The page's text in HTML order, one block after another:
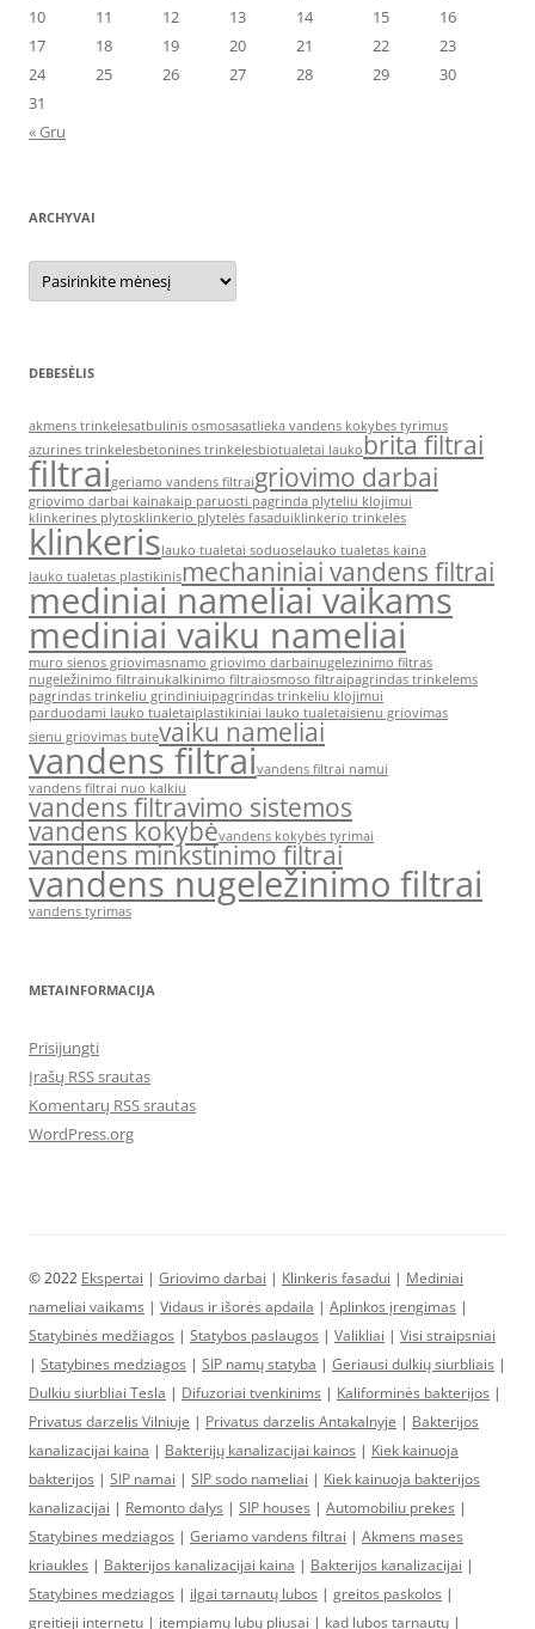
10
11 12 13 14 15
16
17
18 19 20 21 22
23
24
25 26 27 28 29
30
31
« Gru
ARCHYVAI
Archyvai
DEBESĖLIS
akmens trinkelesatbulinis osmosasatlieka vandens kokybes tyrimus
azurines trinkelesbetonines trinkelesbiotualetai laukobrita filtrai
filtraigeriamo vandens filtraigriovimo darbai
griovimo darbai kainakaip paruosti pagrinda plyteliu klojimui
klinkerines plytosklinkerio plytelės fasaduiklinkerio trinkelės
klinkerislauko tualetai soduoselauko tualetas kaina
lauko tualetas plastikinismechaniniai vandens filtrai
mediniai nameliai vaikams
mediniai vaiku nameliai
muro sienos griovimasnamo griovimo darbainugelezinimo filtras
nugeležinimo filtrainukalkinimo filtraiosmoso filtraipagrindas trinkelems
pagrindas trinkeliu grindiniuipagrindas trinkeliu klojimui
parduodami lauko tualetaiplastikiniai lauko tualetaisienu griovimas
sienu griovimas butevaiku nameliai
vandens filtraivandens filtrai namui
vandens filtrai nuo kalkiu
vandens filtravimo sistemos
vandens kokybėvandens kokybės tyrimai
vandens minkstinimo filtrai
vandens nugeležinimo filtrai
vandens tyrimas
METAINFORMACIJA
Prisijungti
Įrašų RSS srautas
Komentarų RSS srautas
WordPress.org
© 2022 Ekspertai | Griovimo darbai | Klinkeris fasadui | Mediniai
nameliai vaikams | Vidaus ir išorės apdaila | Aplinkos įrengimas |
Statybinės medžiagos | Statybos paslaugos | Valikliai | Visi straipsniai
| Statybines medziagos | SIP namų statyba | Geriausi dulkių siurbliais |
Dulkiu siurbliai Tesla | Difuzoriai tvenkinims | Kaliforminės bakterijos |
Privatus darzelis Vilniuje | Privatus darzelis Antakalnyje | Bakterijos
kanalizacijai kaina | Bakterijų kanalizacijai kainos | Kiek kainuoja
bakterijos | SIP namai | SIP sodo nameliai | Kiek kainuoja bakterijos
kanalizacijai | Remonto dalys | SIP houses | Automobiliu prekes |
Statybines medziagos | Geriamo vandens filtrai | Akmens mases
kriaukles | Bakterijos kanalizacijai kaina | Bakterijos kanalizacijai |
Statybines medziagos | ilgai tarnautų lubos | greitos paskolos |
greitieji internetu | įtempiamų lubų pliusai | kad lubos tarnautų |